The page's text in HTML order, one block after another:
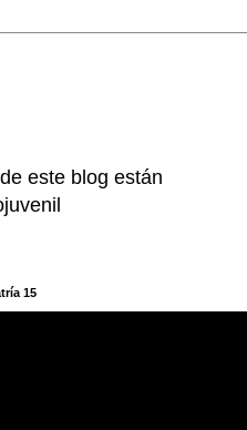
este blog están
15